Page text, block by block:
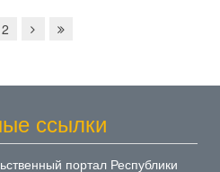
2
ссылки
портал Республики